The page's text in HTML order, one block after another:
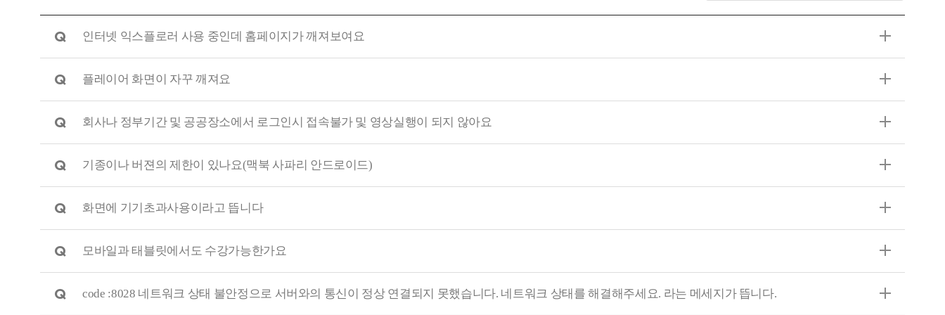
Q 인터넷 익스플로러 사용 중인데 홈페이지가 깨져보여요
Q 플레이어 화면이 자꾸 깨져요
Q 회사나 정부기간 및 공공장소에서 로그인시 접속불가 및 영상실행이 되지 않아요
Q 기종이나 버젼의 제한이 있나요(맥북 사파리 안드로이드)
Q 화면에 기기초과사용이라고 뜹니다
Q 모바일과 태블릿에서도 수강가능한가요
Q code :8028 네트워크 상태 불안정으로 서버와의 통신이 정상 연결되지 못했습니다. 네트워크 상태를 해결해주세요. 라는 메세지가 뜹니다.